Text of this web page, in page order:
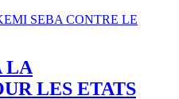
SEBA CONTRE LE
LA
LES ETATS